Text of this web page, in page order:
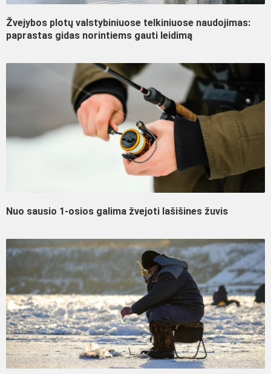
Žvejybos plotų valstybiniuose telkiniuose naudojimas:
paprastas gidas norintiems gauti leidimą
Nuo sausio 1-osios galima žvejoti lašišines žuvis